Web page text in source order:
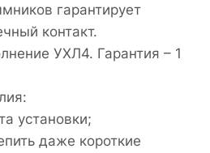
гарантирует
контакт.
УХЛ4. Гарантия – 1
установки;
даже короткие